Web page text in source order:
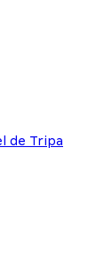
de Tripa